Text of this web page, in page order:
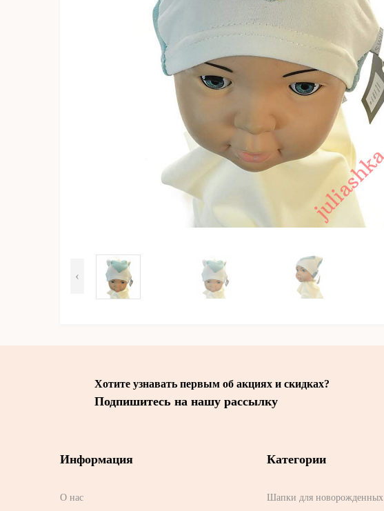
‹
Хотите узнавать первым об акциях и скидках?
Подпишитесь на нашу рассылку
Информация
О нас
Категории
Шапки для новорожденных